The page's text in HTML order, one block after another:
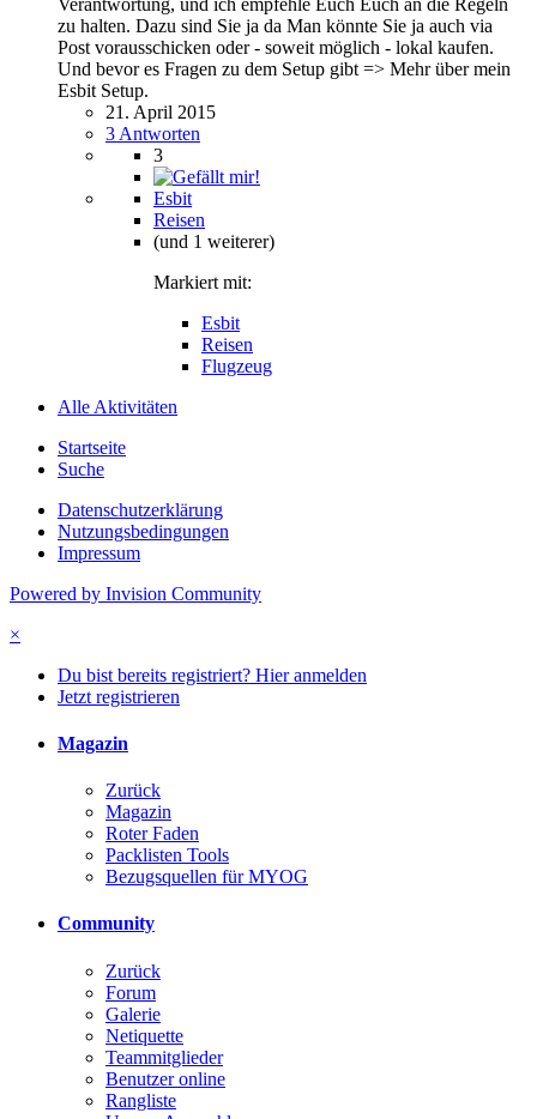
zu halten. Dazu sind Sie ja da Man könnte Sie ja auch via
Post vorausschicken oder - soweit möglich - lokal kaufen.
Und bevor es Fragen zu dem Setup gibt => Mehr über mein
Esbit Setup.
21. April 2015
3 Antworten
3
Esbit
Reisen
(und 1 weiterer)
Markiert mit:
Esbit
Reisen
Flugzeug
Alle Aktivitäten
Startseite
Suche
Datenschutzerklärung
Nutzungsbedingungen
Impressum
Powered by Invision Community
×
Du bist bereits registriert? Hier anmelden
Jetzt registrieren
Magazin
Zurück
Magazin
Roter Faden
Packlisten Tools
Bezugsquellen für MYOG
Community
Zurück
Forum
Galerie
Netiquette
Teammitglieder
Benutzer online
Rangliste